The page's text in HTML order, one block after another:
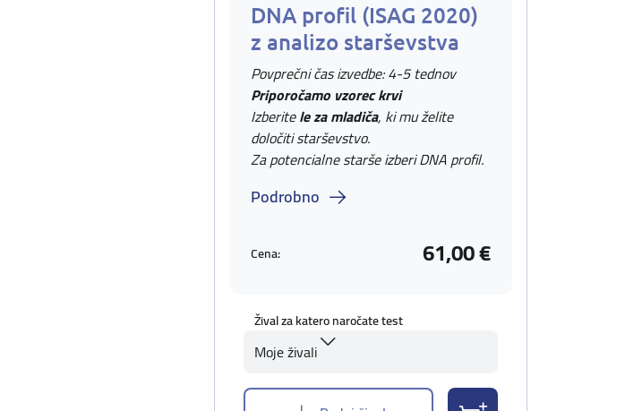
DNA profil (ISAG 2020)
z analizo starševstva
Povprečni čas izvedbe: 4-5 tednov
Priporočamo vzorec krvi
Izberitele za mladiča, ki mu želite
določiti starševstvo.
Za potencialne starše izberi DNA profil.
Podrobno
Cena: 61,00 €
Žival za katero naročate test
Moje živali